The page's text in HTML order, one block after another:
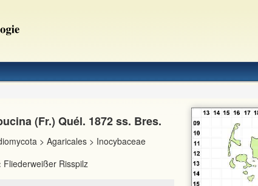
(Fr.) Quél. 1872 ss. Bres.
> Agaricales > Inocybaceae
Fliederweißer Risspilz